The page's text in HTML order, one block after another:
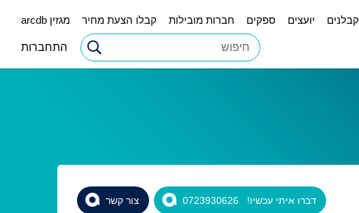
קבלנים יועצים ספקים חברות מובילות קבלו הצעת מחיר מגזין arcdb
התחברות
צור קשר דברו איתי עכשיו! 0723930626